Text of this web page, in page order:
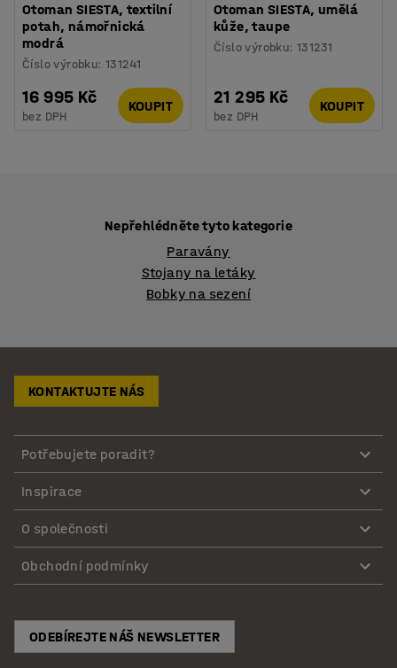
Otoman SIESTA, textilní
potah, námořnická
modrá
Číslo výrobku:131241
16 995 Kč
bez DPH
KOUPIT
Otoman SIESTA, umělá
kůže, taupe
Číslo výrobku:131231
21 295 Kč
bez DPH
KOUPIT
Nepřehlédněte tyto kategorie
Paravány
Stojany na letáky
Bobky na sezení
KONTAKTUJTE NÁS
Potřebujete poradit?
Inspirace
O společnosti
Obchodní podmínky
ODEBÍREJTE NÁŠ NEWSLETTER